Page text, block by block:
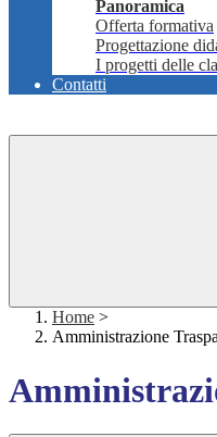
Panoramica
Offerta formativa
Progettazione
I progetti delle
Contatti
Home >
Amministrazione